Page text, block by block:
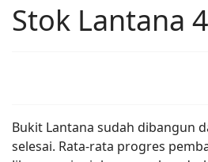
Stok Lantana
Bukit Lantana sudah dibangun
selesai. Rata-rata progres